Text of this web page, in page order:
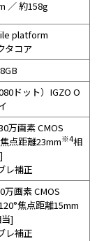
／ 約158g
platform
タコア
ドット）IGZO O
万画素 CMOS
点距離23mm※4相
レ補正
万画素 CMOS
焦点距離15mm
]
レ補正